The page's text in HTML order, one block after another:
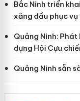
Bắc Ninh triển
xăng dầu phục
Quảng Ninh:
dựng Hội Cựu
Quảng Ninh sẵn